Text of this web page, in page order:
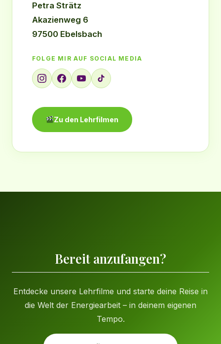
Petra Strätz
Akazienweg 6
97500 Ebelsbach
FOLGE MIR AUF SOCIAL MEDIA
Zu den Lehrfilmen
Bereit anzufangen?
Entdecke unsere Lehrfilme und starte deine Reise in
die Welt der Energiearbeit – in deinem eigenen
Tempo.